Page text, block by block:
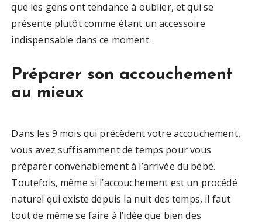
que les gens ont tendance à oublier, et qui se
présente plutôt comme étant un accessoire
indispensable dans ce moment.
Préparer son accouchement
au mieux
Dans les 9 mois qui précèdent votre accouchement,
vous avez suffisamment de temps pour vous
préparer convenablement à l’arrivée du bébé.
Toutefois, même si l’accouchement est un procédé
naturel qui existe depuis la nuit des temps, il faut
tout de même se faire à l’idée que bien des